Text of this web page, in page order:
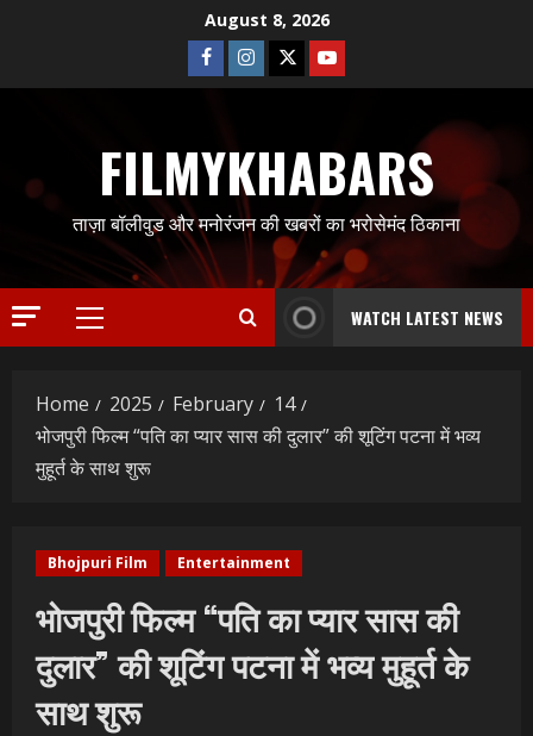
August 8, 2026
Facebook
Instagram
TwitterYoutube
FILMYKHABARS
ताज़ा बॉलीवुड और मनोरंजन की खबरों का भरोसेमंद ठिकाना
Primary
WATCH LATEST NEWS
Home 2025 February
14
भोजपुरी फिल्म “पति का प्यार सास की दुलार” की शूटिंग पटना में भव्य
मुहूर्त के साथ शुरू
Bhojpuri Film Entertainment
भोजपुरी फिल्म “पति का प्यार सास की
दुलार” की शूटिंग पटना में भव्य मुहूर्त के
साथ शुरू